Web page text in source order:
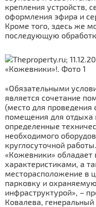
крепления устройств,
оформления эфира и
Кроме того, здесь же
последующую
«Обязательными
является сочетание
(место для проведения
помещения для отдыха
определенные
необходимого
круглосуточной
«Кожевники»
характеристиками, а
месторасположение в
парковку и
инфраструктурой», –
Ковалева,